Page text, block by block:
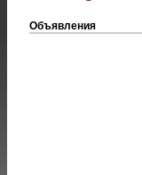
Объявления